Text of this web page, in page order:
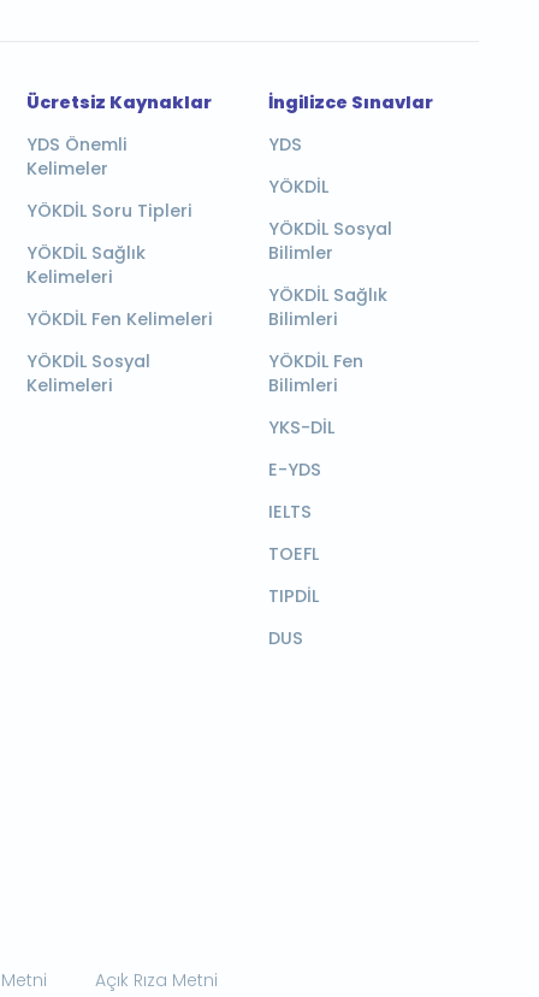
Ücretsiz Kaynaklar
YDS Önemli
Kelimeler
YÖKDİL Soru Tipleri
YÖKDİL Sağlık
Kelimeleri
YÖKDİL Fen Kelimeleri
YÖKDİL Sosyal
Kelimeleri
İngilizce Sınavlar
YDS
YÖKDİL
YÖKDİL Sosyal
Bilimler
YÖKDİL Sağlık
Bilimleri
YÖKDİL Fen
Bilimleri
YKS-DİL
E-YDS
IELTS
TOEFL
TIPDİL
DUS
Açık Rıza Metni